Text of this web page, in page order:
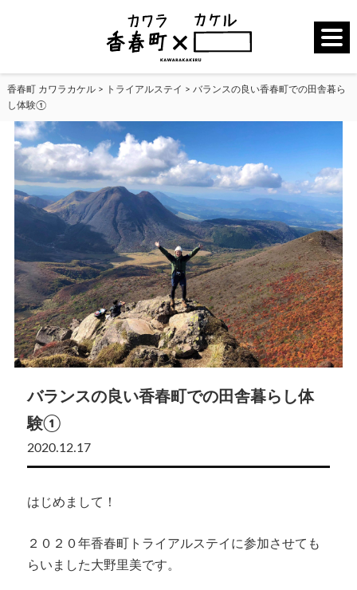
香春町 カワラカケル> トライアルステイ > バランスの良い香春町での田舎暮ら
し体験①
バランスの良い香春町での田舎暮らし体
験①
2020.12.17
はじめまして！
２０２０年香春町トライアルステイに参加させても
らいました大野里美です。